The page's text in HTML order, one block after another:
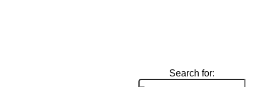
Search for: